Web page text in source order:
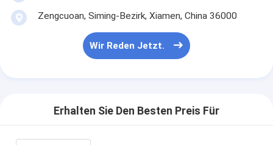
Zengcuoan, Siming-Bezirk, Xiamen, China 36000
Wir Reden Jetzt.
Erhalten Sie Den Besten Preis Für